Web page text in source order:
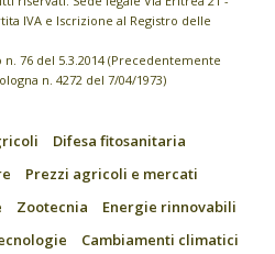
IVA e Iscrizione al Registro delle
76 del 5.3.2014 (Precedentemente
n. 4272 del 7/04/1973)
Difesa fitosanitaria
Prezzi agricoli e mercati
Zootecnia
Energie rinnovabili
Cambiamenti climatici